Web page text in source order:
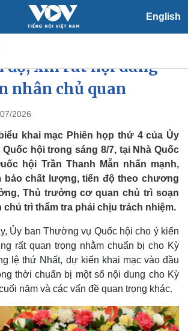
English
Tin 24h
Dự báo thời tiết
Giáo dục
Dấu ấn VOV
Việc làm
Biển đảo
hội: Không để
độ, xin rút nội dung
nhân chủ quan
2026
khai mạc Phiên họp thứ 4 của Ủy
hội trong sáng 8/7, tại Nhà Quốc
hội Trần Thanh Mẫn nhấn mạnh,
bảo chất lượng, tiến độ theo chương
Thủ trưởng cơ quan chủ trì soạn
chủ trì thẩm tra phải chịu trách nhiệm.
Ủy ban Thường vụ Quốc hội cho ý kiến
rất quan trọng nhằm chuẩn bị cho Kỳ
lệ thứ Nhất, dự kiến khai mạc vào đầu
thời chuẩn bị một số nội dung cho Kỳ
năm và các vấn đề quan trọng khác.